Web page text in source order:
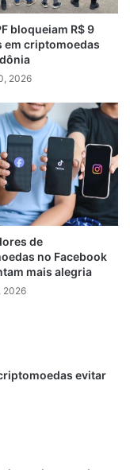
bloqueiam R$ 9
em criptomoedas
2026
de
no Facebook
mais alegria
2026
evitar